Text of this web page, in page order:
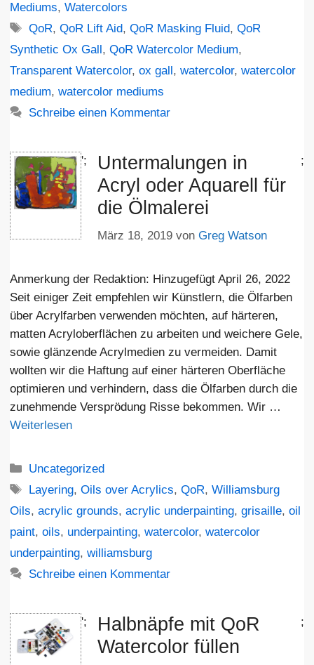
Mediums, Watercolors
Schlagwörter
QoR,QoR Lift Aid,QoR Masking Fluid,QoR
Synthetic Ox Gall, QoR Watercolor Medium,
Transparent Watercolor, ox gall, watercolor, watercolor
medium, watercolor mediums
Schreibe einen Kommentar
';
Untermalungen in
Acryl oder Aquarell für
die Ölmalerei
März 18, 2019 von Greg Watson
;
Anmerkung der Redaktion: Hinzugefügt April 26, 2022
Seit einiger Zeit empfehlen wir Künstlern, die Ölfarben
über Acrylfarben verwenden möchten, auf härteren,
matten Acryloberflächen zu arbeiten und weichere Gele,
sowie glänzende Acrylmedien zu vermeiden. Damit
wollten wir die Haftung auf einer härteren Oberfläche
optimieren und verhindern, dass die Ölfarben durch die
zunehmende Versprödung Risse bekommen. Wir …
Weiterlesen
Kategorien
Uncategorized
Schlagwörter
Layering,Oils over Acrylics,QoR,Williamsburg
Oils, acrylic grounds, acrylic underpainting, grisaille, oil
paint, oils, underpainting, watercolor, watercolor
underpainting, williamsburg
Schreibe einen Kommentar
';
Halbnäpfe mit QoR
Watercolor füllen
;